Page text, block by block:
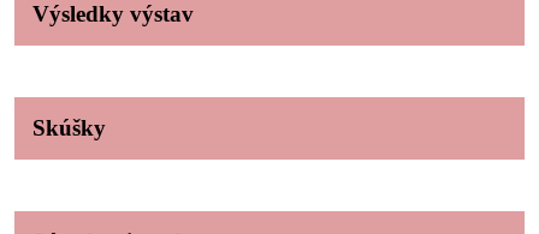
Výsledky výstav
Skúšky